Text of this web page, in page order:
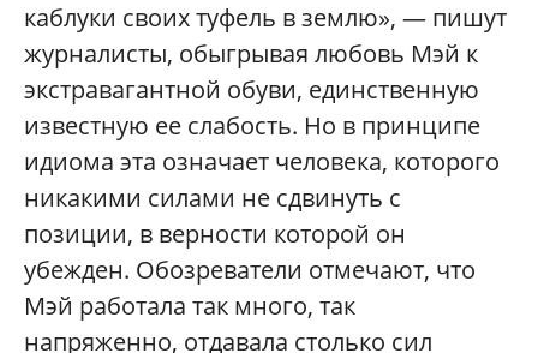
каблуки своих туфель в землю», — пишут
журналисты, обыгрывая любовь Мэй к
экстравагантной обуви, единственную
известную ее слабость. Но в принципе
идиома эта означает человека, которого
никакими силами не сдвинуть с
позиции, в верности которой он
убежден. Обозреватели отмечают, что
Мэй работала так много, так
напряженно, отдавала столько сил